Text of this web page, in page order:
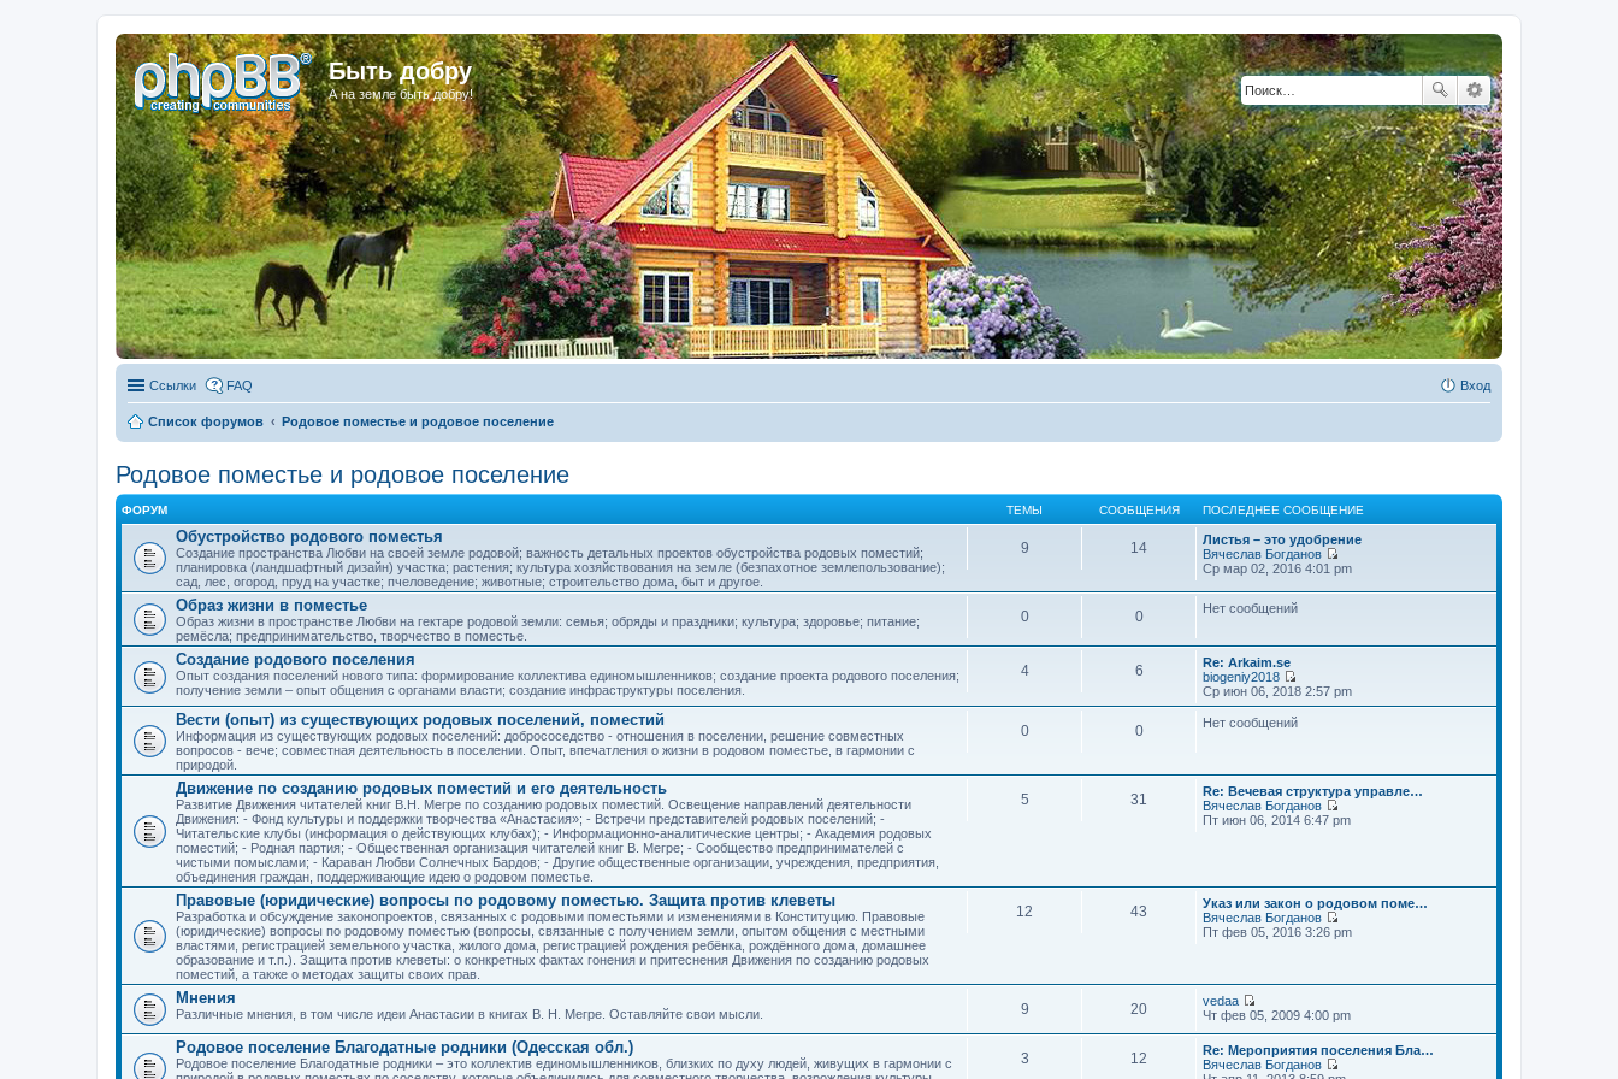
Быть добру
А на земле быть добру!
Ссылки FAQ Вход
Список форумов Родовое поместье и родовое поселение
Родовое поместье и родовое поселение
ФОРУМ ТЕМЫ СООБЩЕНИЯ ПОСЛЕДНЕЕ СООБЩЕНИЕ
Обустройство родового поместья
Создание пространства Любви на своей земле родовой; важность детальных проектов обустройства родовых поместий;
планировка (ландшафтный дизайн) участка; растения; культура хозяйствования на земле (безпахотное землепользование);
сад, лес, огород, пруд на участке; пчеловедение; животные; строительство дома, быт и другое.
9 14
Листья – это удобрение
Вячеслав Богданов
П
р
и
о
с
м
с
щ
е
н
и
ю
Ср мар 02, 2016 4:01 pm
Образ жизни в поместье
Образ жизни в пространстве Любви на гектаре родовой земли: семья; обряды и праздники; культура; здоровье; питание;
ремёсла; предпринимательство, творчество в поместье.
0 0 Нет сообщений
Создание родового поселения
Опыт создания поселений нового типа: формирование коллектива единомышленников; создание проекта родового поселения;
получение земли – опыт общения с органами власти; создание инфраструктуры поселения.
4 6
Re: Arkaim.se
biogeniy2018
П
е
р
е
и
к
п
о
н
е
м
у
е
н
и
ю
Ср июн 06, 2018 2:57 pm
Вести (опыт) из существующих родовых поселений, поместий
Информация из существующих родовых поселений: добрососедство - отношения в поселении, решение совместных
вопросов - вече; совместная деятельность в поселении. Опыт, впечатления о жизни в родовом поместье, в гармонии с
природой.
0 0 Нет сообщений
Движение по созданию родовых поместий и его деятельность
Развитие Движения читателей книг В.Н. Мегре по созданию родовых поместий. Освещение направлений деятельности
Движения: - Фонд культуры и поддержки творчества «Анастасия»; - Встречи представителей родовых поселений; -
Читательские клубы (информация о действующих клубах); - Информационно-аналитические центры; - Академия родовых
поместий; - Родная партия; - Общественная организация читателей книг В. Мегре; - Сообщество предпринимателей с
чистыми помыслами; - Караван Любви Солнечных Бардов; - Другие общественные организации, учреждения, предприятия,
объединения граждан, поддерживающие идею о родовом поместье.
5 31
Re: Вечевая структура управле…
Вячеслав Богданов
П
т
и
п
н
е
м
Пт июн 06, 2014 6:47 pm
Правовые (юридические) вопросы по родовому поместью. Защита против клеветы
Разработка и обсуждение законопроектов, связанных с родовыми поместьями и изменениями в Конституцию. Правовые
(юридические) вопросы по родовому поместью (вопросы, связанные с получением земли, опытом общения с местными
властями, регистрацией земельного участка, жилого дома, регистрацией рождения ребёнка, рождённого дома, домашнее
образование и т.п.). Защита против клеветы: о конкретных фактах гонения и притеснения Движения по созданию родовых
поместий, а также о методах защиты своих прав.
12 43
Указ или закон о родовом поме…
Вячеслав Богданов
П
й
и
к
п
о
с
Пт фев 05, 2016 3:26 pm
Мнения
Различные мнения, в том числе идеи Анастасии в книгах В. Н. Мегре. Оставляйте свои мысли. 9 20
vedaa
П
е
й
Чт фев 05, 2009 4:00 pm
Родовое поселение Благодатные родники (Одесская обл.)
Родовое поселение Благодатные родники – это коллектив единомышленников, близких по духу людей, живущих в гармонии с
3 12
Re: Мероприятия поселения Бла…
Вячеслав Богданов